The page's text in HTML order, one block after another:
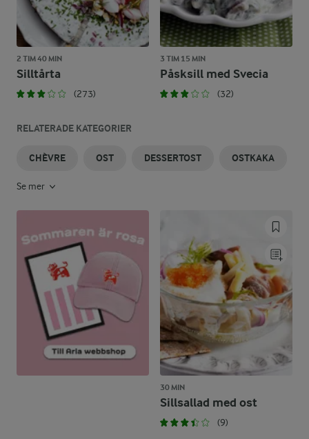
2 TIM 40 MIN
Silltårta
(273)
3 TIM 15 MIN
Påsksill med Svecia
(32)
RELATERADE KATEGORIER
CHÈVRE OST DESSERTOST OSTKAKA
Se mer
30 MIN
Sillsallad med ost
(9)